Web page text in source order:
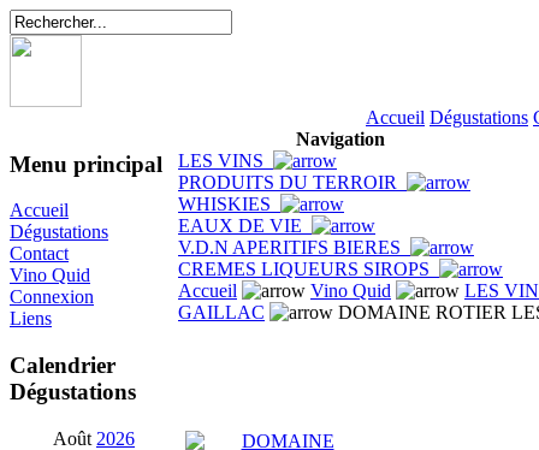
Accueil Dégustations
Menu principal
Accueil
Dégustations
Contact
Vino Quid
Connexion
Liens
Calendrier
Dégustations
Août 2026
Navigation
LES VINS
PRODUITS DU TERROIR
WHISKIES
EAUX DE VIE
V.D.N APERITIFS BIERES
CREMES LIQUEURS SIROPS
Accueil
Vino Quid
LES
GAILLAC
DOMAINE ROTIER